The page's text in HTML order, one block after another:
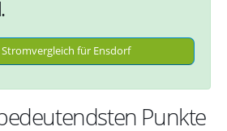
für Ensdorf
Punkte